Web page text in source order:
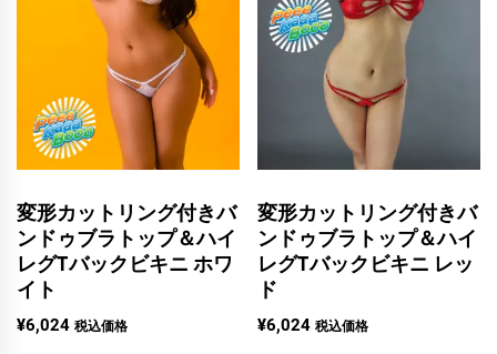
変形カットリング付きバ
ンドゥブラトップ＆ハイ
レグTバックビキニ ホワ
イト
¥6,024 税込価格
変形カットリング付きバ
ンドゥブラトップ＆ハイ
レグTバックビキニ レッ
ド
¥6,024 税込価格